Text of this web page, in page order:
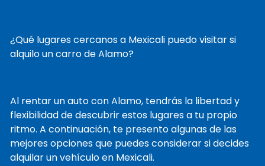
¿Qué lugares cercanos a Mexicali puedo visitar si
alquilo un carro de Alamo?
Al rentar un auto con Alamo, tendrás la libertad y
flexibilidad de descubrir estos lugares a tu propio
ritmo. A continuación, te presento algunas de las
mejores opciones que puedes considerar si decides
alquilar un vehículo en Mexicali.